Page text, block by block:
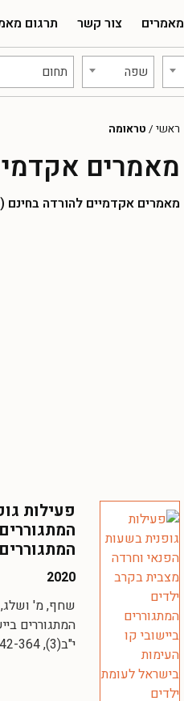
מאמרים צור קשר תרגום
שפה תחום
ראשי / טראומה
מאמרים
מאמרים אקדמיים להורדה בחינם (pdf)
פעילות
2020
המתגוררים
י"ב(3), 342-364.